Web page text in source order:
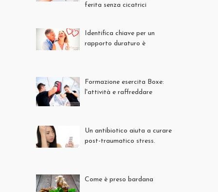
ferita senza cicatrici
Identifica chiave per un
rapporto duraturo è
Formazione esercita Boxe:
l'attività e raffreddare
Un antibiotico aiuta a curare
post-traumatico stress.
Come è preso bardana